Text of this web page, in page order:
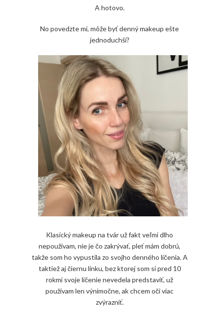
A hotovo.
No povedzte mi, môže byť denný makeup ešte
jednoduchší?
Klasický makeup na tvár už fakt veľmi dlho
nepoužívam, nie je čo zakrývať, pleť mám dobrú,
takže som ho vypustila zo svojho denného líčenia. A
taktiež aj čiernu linku, bez ktorej som si pred 10
rokmi svoje líčenie nevedela predstaviť, už
používam len výnimočne, ak chcem oči viac
zvýrazniť.